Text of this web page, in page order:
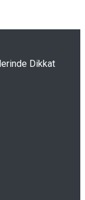
Dikkat